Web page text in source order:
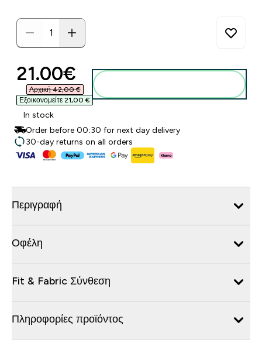
discounted price
21.00€‎
Αρχική 42,00 €‎
Εξοικονομείτε 21,00 €‎
In stock
Order before 00:30 for next day delivery
30-day returns on all orders
Περιγραφή
Οφέλη
Fit & Fabric Σύνθεση
Πληροφορίες προϊόντος